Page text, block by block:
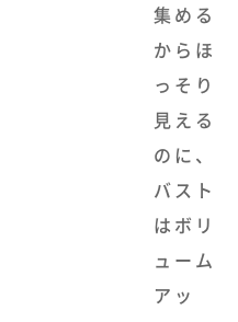
集める
からほ
っそり
見える
のに、
バスト
はボリ
ューム
アッ